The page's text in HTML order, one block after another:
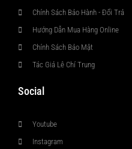
Chính Sách Bảo Hành - Đổi Trả
Hướng Dẫn Mua Hàng Online
Chính Sách Bảo Mật
Tác Giả Lê Chí Trung
Social
Youtube
Instagram